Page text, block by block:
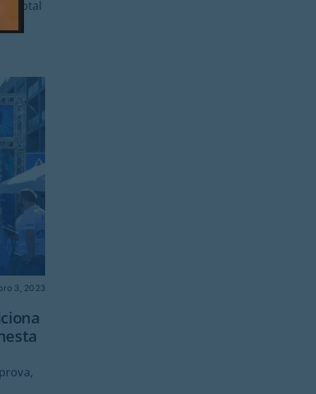
total
3, 2023